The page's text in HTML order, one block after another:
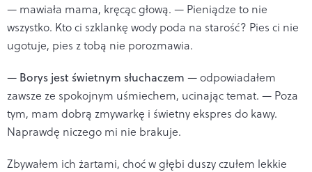
— mawiała mama, kręcąc głową. — Pieniądze to nie
wszystko. Kto ci szklankę wody poda na starość? Pies ci nie
ugotuje, pies z tobą nie porozmawia.
— Borys jest świetnym słuchaczem — odpowiadałem
zawsze ze spokojnym uśmiechem, ucinając temat. — Poza
tym, mam dobrą zmywarkę i świetny ekspres do kawy.
Naprawdę niczego mi nie brakuje.
Zbywałem ich żartami, choć w głębi duszy czułem lekkie